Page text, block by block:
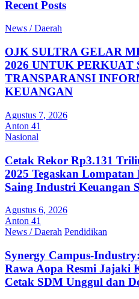
Recent Posts
News / Daerah
OJK SULTRA GELAR
2026 UNTUK PERKUAT
TRANSPARANSI
KEUANGAN
Agustus 7, 2026
Anton 41
Nasional
Cetak Rekor Rp3.131
2025 Tegaskan
Saing Industri Keuangan
Agustus 6, 2026
Anton 41
News / Daerah Pendidikan
Synergy Campus-
Rawa Aopa Resmi Jajaki
Cetak SDM Unggul dan